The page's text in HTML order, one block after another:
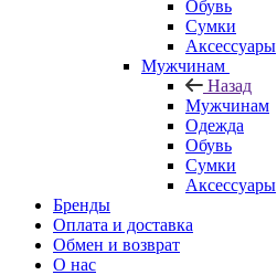
Обувь
Сумки
Аксессуары
Мужчинам
Назад
Мужчинам
Одежда
Обувь
Сумки
Аксессуары
Бренды
Оплата и доставка
Обмен и возврат
О нас